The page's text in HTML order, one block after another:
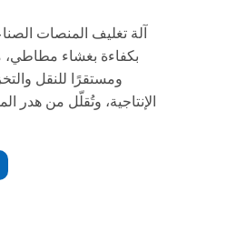
آلة تغليف المنصات
بكفاءة بغشاء مطاطي،
ومستقرًا للنقل
الإنتاجية، وتُقلّل من هدر